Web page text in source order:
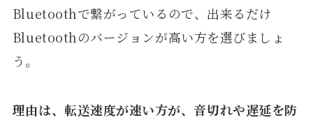
Bluetoothで繋がっているので、出来るだけ
Bluetoothのバージョンが高い方を選びましょ
う。
理由は、転送速度が速い方が、音切れや遅延を防